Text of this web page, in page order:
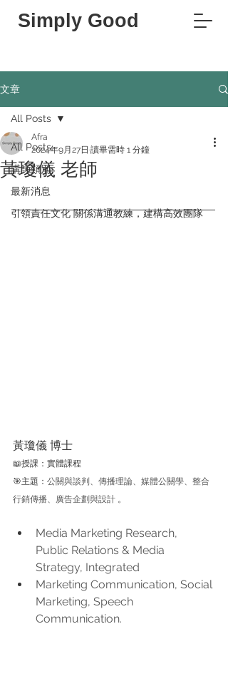
Simply Good
文章
All Posts
講師類別
最新消息
引領責任文化 關係溝通教練，建構高效團隊
All Posts
黃瓊儀 老師
Afra
2024年9月27日 讀畢需時 1 分鐘
黃瓊儀 博士
📖授課：實體課程
🎯主題： 公關與談判、傳播理論、媒體公關學、整合
行銷傳播、廣告企劃與設計 。
Media Marketing Research,
Public Relations & Media
Strategy, Integrated
Marketing Communication, Social
Marketing, Speech
Communication.